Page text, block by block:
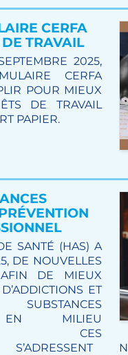
CERFA
TRAVAIL
2025,
CERFA
POUR MIEUX
DE TRAVAIL
PAPIER.
SANTÉ (HAS) A
DE NOUVELLES
AFIN DE MIEUX
ET
EN MILIEU
CES